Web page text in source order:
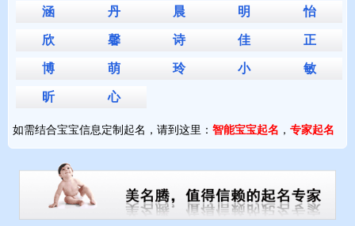
涵 丹 晨 明 怡
欣 馨 诗 佳 正
博 萌 玲 小 敏
昕 心
如需结合宝宝信息定制起名，请到这里： 智能宝宝起名 ， 专家起名